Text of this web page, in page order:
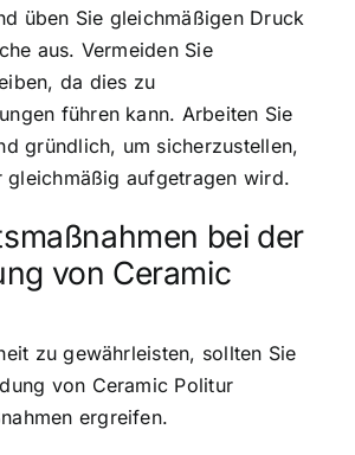
üben Sie gleichmäßigen Druck
aus. Vermeiden Sie
da dies zu
führen kann. Arbeiten Sie
gründlich, um sicherzustellen,
gleichmäßig aufgetragen wird.
bei der
von Ceramic
zu gewährleisten, sollten Sie
von Ceramic Politur
ergreifen.